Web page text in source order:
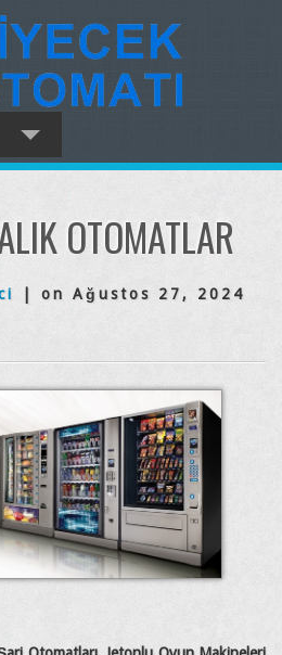
OTOMATLAR
| on Ağustos 27, 2024